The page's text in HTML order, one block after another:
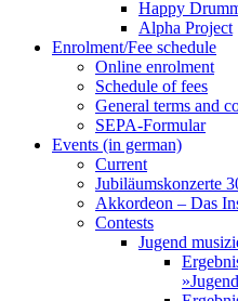
Happy
Alpha Project
Enrolment/Fee schedule
Online enrolment
Schedule of fees
General terms and
SEPA-Formular
Events (in german)
Current
Jubiläumskonzerte
Akkordeon – Das
Contests
Jugend